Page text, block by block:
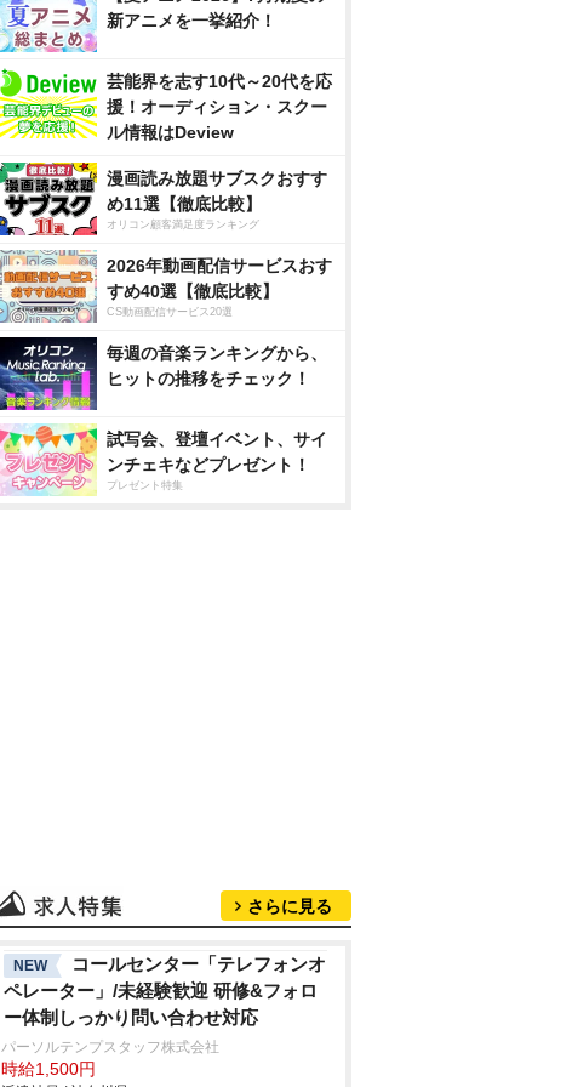
新アニメを一挙紹介！
芸能界を志す10代～20代を応
援！オーディション・スクー
ル情報はDeview
漫画読み放題サブスクおすす
め11選【徹底比較】
オリコン顧客満足度ランキング
2026年動画配信サービスおす
すめ40選【徹底比較】
CS動画配信サービス20選
毎週の音楽ランキングから、
ヒットの推移をチェック！
試写会、登壇イベント、サイ
ンチェキなどプレゼント！
プレゼント特集
さらに見る
NEW
コールセンター「テレフォンオ
ペレーター」/未経験歓迎 研修&フォロ
ー体制しっかり問い合わせ対応
パーソルテンプスタッフ株式会社
時給1,500円